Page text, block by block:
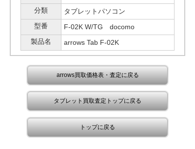
分類
タブレットパソコン
型番
F-02K W/TG docomo
製品名
arrows Tab F-02K
arrows買取価格表・査定に戻る
タブレット買取査定トップに戻る
トップに戻る